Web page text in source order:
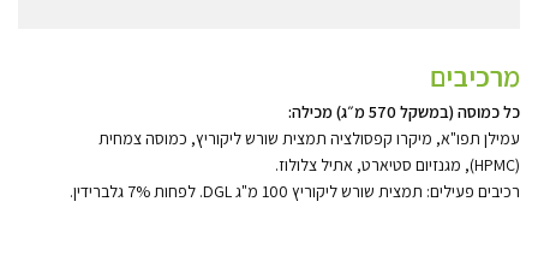
מרכיבים
כל כמוסה (במשקל 570 מ״ג) מכילה:
עמילן תפו"א, מיקרו קפסולציה תמצית שורש ליקוריץ, כמוסה צמחית
(HPMC), מגנזיום סטיארט, אתיל צלולוז.
רכיבים פעילים: תמצית שורש ליקוריץ 100 מ"ג DGL. לפחות 7% גלברידין.